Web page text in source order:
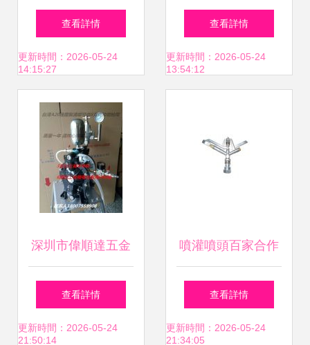
供應寶麗R-77手動
噴槍，助力汽車美
容與工業涂裝
查看詳情
更新時間：2026-05-24
14:15:27
具大全到噴槍用品
的跨界應用與選購
查看詳情
更新時間：2026-05-24
13:54:12
深圳市偉順達五金
商行 專業供應巖田
自動噴槍、臺制元
查看詳情
更新時間：2026-05-24
21:50:14
噴灌噴頭百家合作
專業市場 噴槍與噴
頭產品資訊與批發
查看詳情
更新時間：2026-05-24
21:34:05